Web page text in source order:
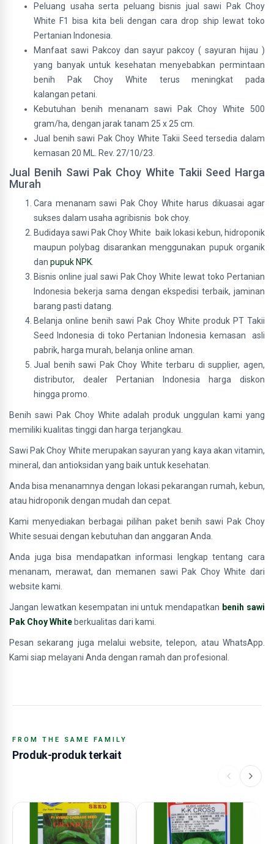
Peluang usaha serta peluang bisnis jual sawi Pak Choy
White F1 bisa kita beli dengan cara drop ship lewat toko
Pertanian Indonesia.
Manfaat sawi Pakcoy dan sayur pakcoy ( sayuran hijau )
yang banyak untuk kesehatan menyebabkan permintaan
benih Pak Choy White terus meningkat pada
kalangan petani.
Kebutuhan benih menanam sawi Pak Choy White 500
gram/ha, dengan jarak tanam 25 x 25 cm.
Jual benih sawi Pak Choy White Takii Seed tersedia dalam
kemasan 20 ML. Rev. 27/10/23.
Jual Benih Sawi Pak Choy White Takii Seed Harga
Murah
Cara menanam sawi Pak Choy White harus dikuasai agar
sukses dalam usaha agribisnis bok choy.
Budidaya sawi Pak Choy White baik lokasi kebun, hidroponik
maupun polybag disarankan menggunakan pupuk organik
dan pupuk NPK
Bisnis online jual sawi Pak Choy White lewat toko Pertanian
Indonesia bekerja sama dengan ekspedisi terbaik, jaminan
barang pasti datang.
Belanja online benih sawi Pak Choy White produk PT Takii
Seed Indonesia di toko Pertanian Indonesia kemasan asli
pabrik, harga murah, belanja online aman.
Jual benih sawi Pak Choy White terbaru di supplier, agen,
distributor, dealer Pertanian Indonesia harga diskon
hingga promo.
Benih sawi Pak Choy White adalah produk unggulan kami yang
memiliki kualitas tinggi dan harga terjangkau.
Sawi Pak Choy White merupakan sayuran yang kaya akan vitamin,
mineral, dan antioksidan yang baik untuk kesehatan.
Anda bisa menanamnya dengan lokasi pekarangan rumah, kebun,
atau hidroponik dengan mudah dan cepat.
Kami menyediakan berbagai pilihan paket benih sawi Pak Choy
White sesuai dengan kebutuhan dan anggaran Anda.
Anda juga bisa mendapatkan informasi lengkap tentang cara
menanam, merawat, dan memanen sawi Pak Choy White dari
website kami.
Jangan lewatkan kesempatan ini untuk mendapatkan benih sawi
Pak Choy White berkualitas dari kami.
Pesan sekarang juga melalui website, telepon, atau WhatsApp.
Kami siap melayani Anda dengan ramah dan profesional.
FROM THE SAME FAMILY
Produk-produk terkait